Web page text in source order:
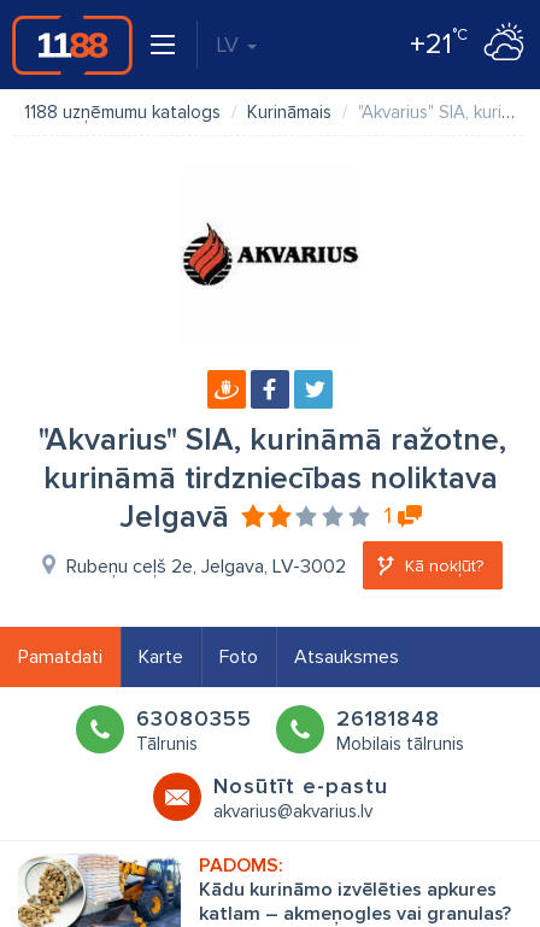
LV +21°C
1188 uzņēmumu katalogs Kurināmais "Akvarius" SIA, kurināmā ražotne, kurināmā tirdzniecības noliktava Jelgavā
"Akvarius" SIA, kurināmā ražotne,
kurināmā tirdzniecības noliktava
Jelgavā
1
Rubeņu ceļš 2e, Jelgava, LV-3002 Kā nokļūt?
Pamatdati Karte Foto Atsauksmes
63080355
Tālrunis
26181848
Mobilais tālrunis
Nosūtīt e-pastu
akvarius@akvarius.lv
Kādu kurināmo izvēlēties apkures
katlam – akmeņogles vai granulas?